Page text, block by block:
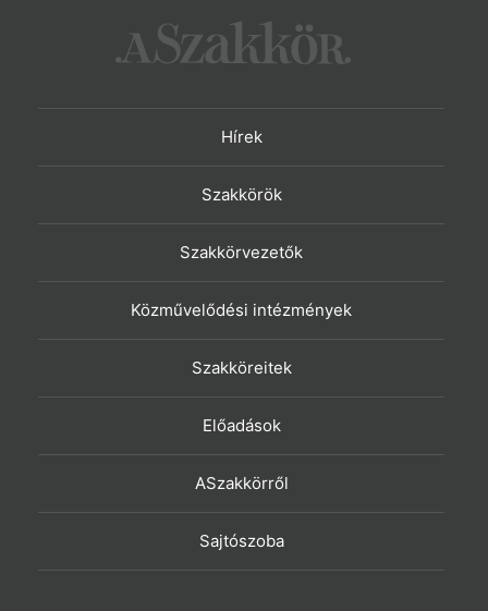
Hírek
Szakkörök
Szakkörvezetők
Közművelődési intézmények
Szakköreitek
Előadások
ASzakkörről
Sajtószoba